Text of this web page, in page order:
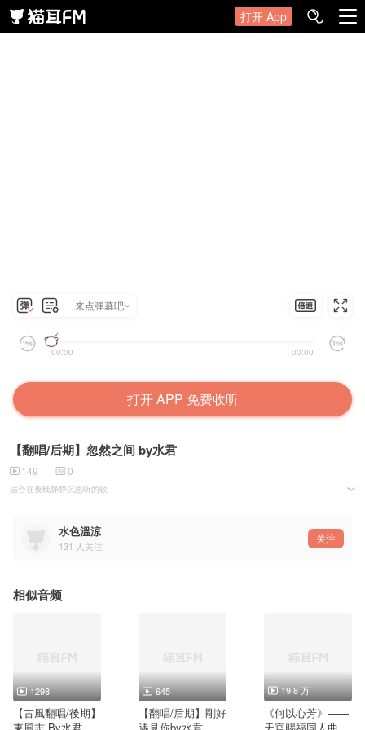
打开 App
来点弹幕吧~
00:00 00:00
打开 APP 免费收听
【翻唱/后期】忽然之间 by水君
149 0
适合在夜晚静静沉思听的歌
特别感谢荷荷的海报，有种躺在雪地里的感觉
忽然之间 天昏地暗 世界可以忽然什么都没有
分不开 想你算是安慰还是悲哀
而现在 就算时针都停摆
就算生命像尘埃 分不开 我们也许反而更相信爱
水色溫涼
131 人关注
关注
相似音频
1298
【古風翻唱/後期】
645
【翻唱/后期】剛好
19.8 万
《何以心芳》——